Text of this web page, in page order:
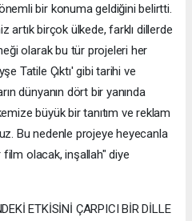
bir konuma geldiğini belirtti.
artık birçok ülkede, farklı dillerde
olarak bu tür projeleri her
Tatile Çıktı' gibi tarihi ve
dünyanın dört bir yanında
büyük bir tanıtım ve reklam
Bu nedenle projeye heyecanla
olacak, inşallah" diye
ETKİSİNİ ÇARPICI BİR DİLLE